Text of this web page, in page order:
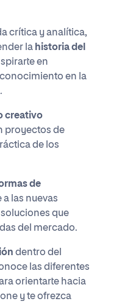
crítica y analítica,
la historia del
en
en la
creativo
proyectos de
de los
de
las nuevas
que
del mercado.
dentro del
las diferentes
orientarte hacia
y te ofrezca